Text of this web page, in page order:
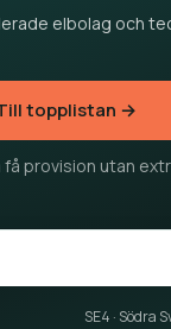
elbolag och
topplistan →
få provision utan
SE4 · Södra